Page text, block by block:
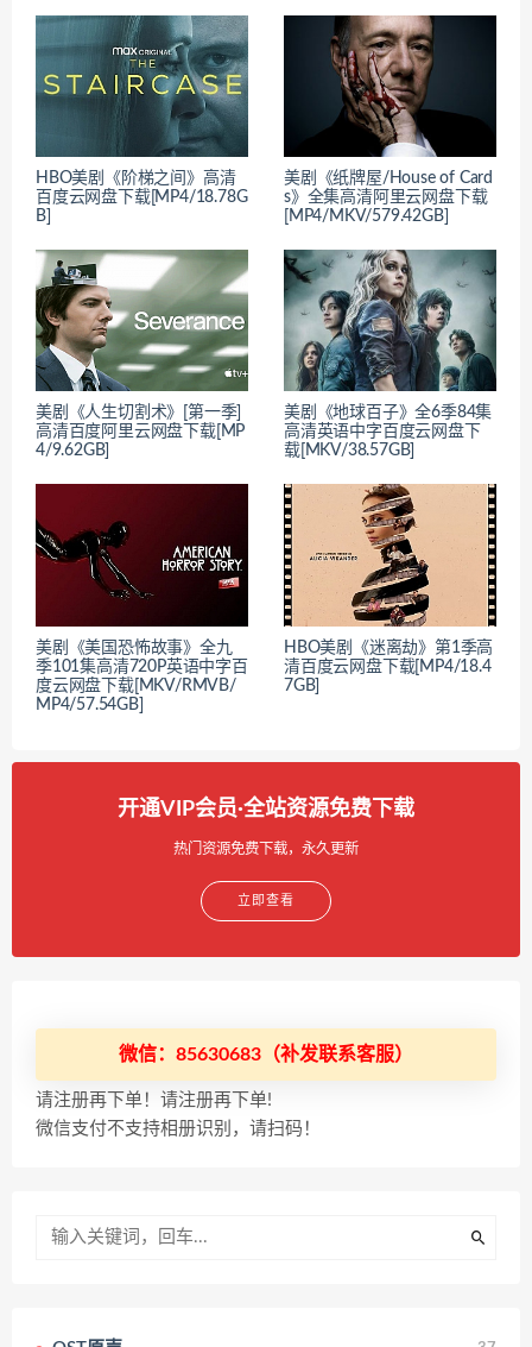
HBO美剧《阶梯之间》高清
百度云网盘下载[MP4/18.78G
B]
美剧《纸牌屋/House of Card
s》全集高清阿里云网盘下载
[MP4/MKV/579.42GB]
美剧《人生切割术》[第一季]
高清百度阿里云网盘下载[MP
4/9.62GB]
美剧《地球百子》全6季84集
高清英语中字百度云网盘下
载[MKV/38.57GB]
美剧《美国恐怖故事》全九
季101集高清720P英语中字百
度云网盘下载[MKV/RMVB/
MP4/57.54GB]
HBO美剧《迷离劫》第1季高
清百度云网盘下载[MP4/18.4
7GB]
开通VIP会员·全站资源免费下载
热门资源免费下载，永久更新
立即查看
微信：85630683（补发联系客服）
请注册再下单！请注册再下单!
微信支付不支持相册识别，请扫码！